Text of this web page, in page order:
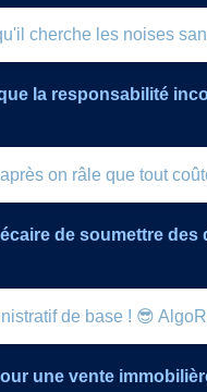
cherche les noises
la responsabilité
on râle que tout
de soumettre
de base ! 😎
une vente